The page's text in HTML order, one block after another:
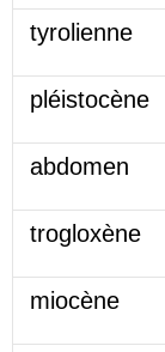
tyrolienne
pléistocène
abdomen
trogloxène
miocène